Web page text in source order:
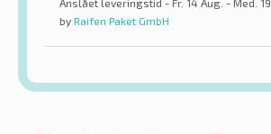
Anslået leveringstid - Fr. 14 Aug. - Med. 19
by Raifen Paket GmbH